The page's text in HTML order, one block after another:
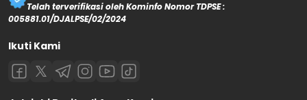
Telah terverifikasi oleh Kominfo Nomor TDPSE :
005881.01/DJALPSE/02/2024
Ikuti Kami